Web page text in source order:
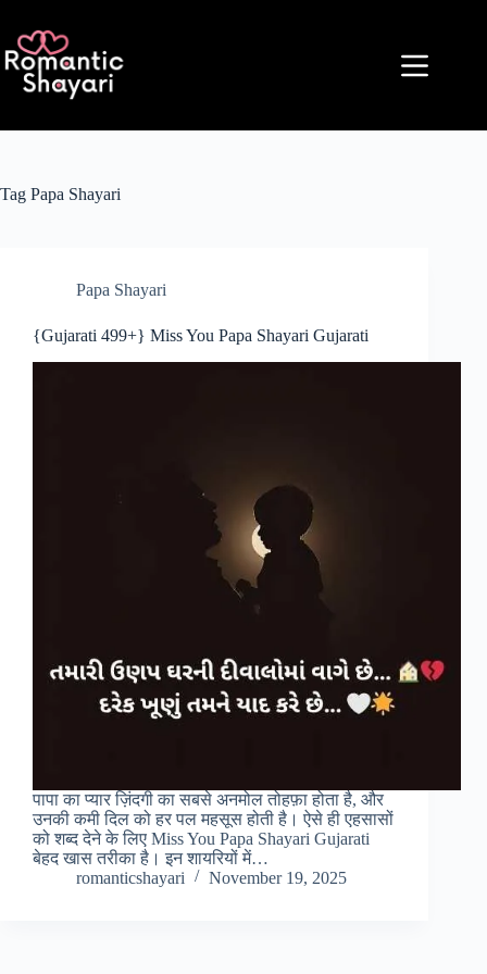
content
Tag Papa Shayari
Papa Shayari
{Gujarati 499+} Miss You Papa Shayari Gujarati
पापा का प्यार ज़िंदगी का सबसे अनमोल तोहफ़ा होता है, और
उनकी कमी दिल को हर पल महसूस होती है। ऐसे ही एहसासों
को शब्द देने के लिए Miss You Papa Shayari Gujarati
बेहद खास तरीका है। इन शायरियों में…
romanticshayari
November 19, 2025